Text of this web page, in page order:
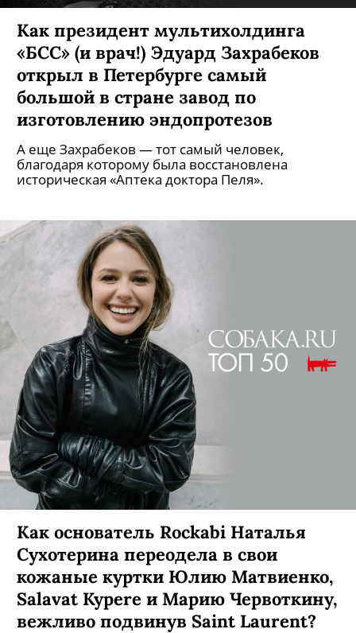
Как президент мультихолдинга
«БСС» (и врач!) Эдуард Захрабеков
открыл в Петербурге самый
большой в стране завод по
изготовлению эндопротезов
А еще Захрабеков — тот самый человек,
благодаря которому была восстановлена
историческая «Аптека доктора Пеля».
Как основатель Rockabi Наталья
Сухотерина переодела в свои
кожаные куртки Юлию Матвиенко,
Salavat Kypere и Марию Червоткину,
вежливо подвинув Saint Laurent?